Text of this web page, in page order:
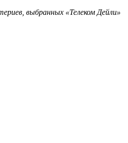
выбранных «Телеком Дейли»